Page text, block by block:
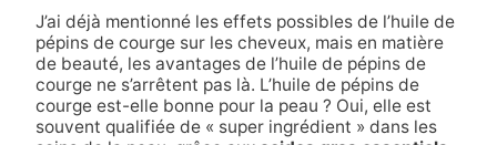
J’ai déjà mentionné les effets possibles de l’huile de
pépins de courge sur les cheveux, mais en matière
de beauté, les avantages de l’huile de pépins de
courge ne s’arrêtent pas là. L’huile de pépins de
courge est-elle bonne pour la peau ? Oui, elle est
souvent qualifiée de « super ingrédient » dans les